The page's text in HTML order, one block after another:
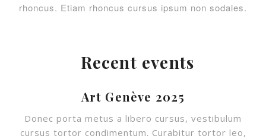
rhoncus. Etiam rhoncus cursus ipsum non sodales.
Recent events
Art Genève 2025
Donec porta metus a libero cursus, vestibulum
cursus tortor condimentum. Curabitur tortor leo,